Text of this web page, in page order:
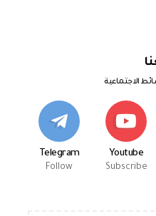
الاجتماعية
Youtube
Subscribe
Telegram
Follow